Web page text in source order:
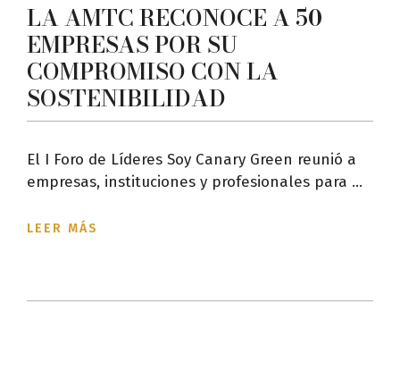
LA AMTC RECONOCE A 50
EMPRESAS POR SU
COMPROMISO CON LA
SOSTENIBILIDAD
El I Foro de Líderes Soy Canary Green reunió a
empresas, instituciones y profesionales para ...
LEER MÁS